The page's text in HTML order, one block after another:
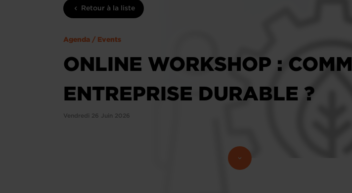
Retour à la liste
Agenda / Events
ONLINE WORKSHOP :
ENTREPRISE DURABLE ?
Vendredi 26 Juin 2026